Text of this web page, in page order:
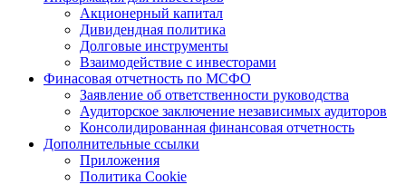
Акционерный капитал
Дивидендная политика
Долговые инструменты
Взаимодействие с инвеcторами
Финасовая отчетность по МСФО
Заявление об ответственности руководства
Аудиторское заключение независимых аудиторов
Консолидированная финансовая отчетность
Дополнительные ссылки
Приложения
Политика Cookie